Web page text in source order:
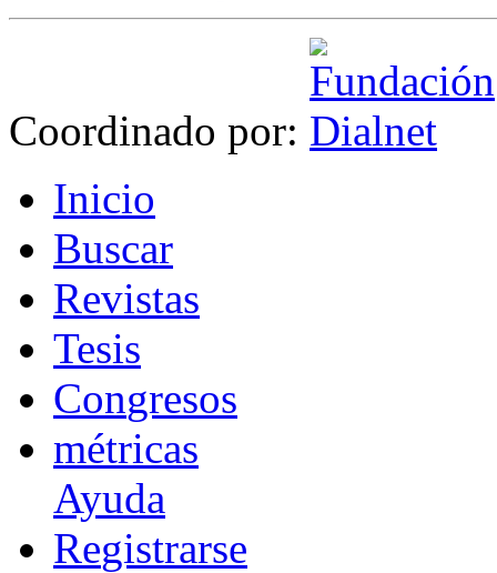
Coordinado por:
Inicio
Buscar
Revistas
Tesis
Congresos
métricas
Ayuda
Registrarse